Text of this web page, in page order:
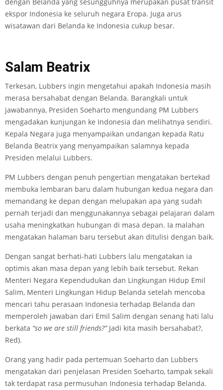
ekspor Indonesia ke seluruh negara Eropa. Juga arus
wisatawan dari Belanda ke Indonesia cukup besar.
Salam Beatrix
Terkesan, Lubbers ingin mengetahui apakah Indonesia masih
merasa bersahabat dengan Belanda. Barangkali untuk
jawabannya, Presiden Soeharto mengundang PM Lubbers
mengadakan kunjungan ke Indonesia dan melihatnya sendiri.
Kepala Negara juga menyampaikan undangan kepada Ratu
Belanda Beatrix yang menyampaikan salamnya kepada
Presiden melalui Lubbers.
PM Lubbers dengan penuh pengertian mengatakan bertekad
membuka lembaran baru dalam hubungan kedua negara dan
memandang ke depan dengan melupakan apa yang sudah
pernah terjadi dan menggunakannya sebagai pelajaran dalam
usaha meningkatkan hubungan di masa depan. Ia malahan
mengatakan halaman baru tersebut akan ditulisi dengan baik.
Dengan sangat berhati-hati Lubbers lalu mengatakan ia
optimis akan masa depan yang lebih baik tersebut. Rekan
Menteri Negara Kependudukan dan Lingkungan Hidup Emil
Salim, Menteri Lingkungan Hidup Belanda setelah mencoba
mencari tahu perasaan Indonesia terhadap Belanda dan
memperoleh jawaban dari Emil Salim dengan senang hati lalu
berkata “so we are still friends?”Jadi kita masih bersahabat?,
Red).
Orang yang hadir pada pertemuan Soeharto dan Lubbers
mengatakan dari penjelasan Presiden Soeharto, tampak sekali
tak terdapat rasa permusuhan Indonesia terhadap Belanda.